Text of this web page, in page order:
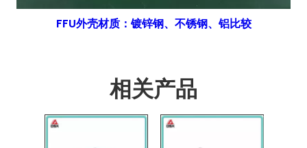
FFU外壳材质：镀锌钢、不锈钢、铝比较
相关产品